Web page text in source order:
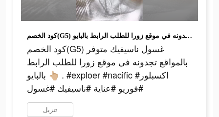
كود الخصم(G5) غسول ناسيفيك متوفر بالمواقع تجدونه في موقع زورا للطلب الرابط بالبايو 👆🏼 . #exploer #nacific #اكسبلور #فوريو #عناية #ناسيفيك #غسول
كود الخصم(G5) غسول ناسيفيك متوفر
بالمواقع تجدونه في موقع زورا للطلب الرابط
بالبايو 👆🏼 . #exploer #nacific #اكسبلور
#فوريو #عناية #ناسيفيك #غسول
تنزيل